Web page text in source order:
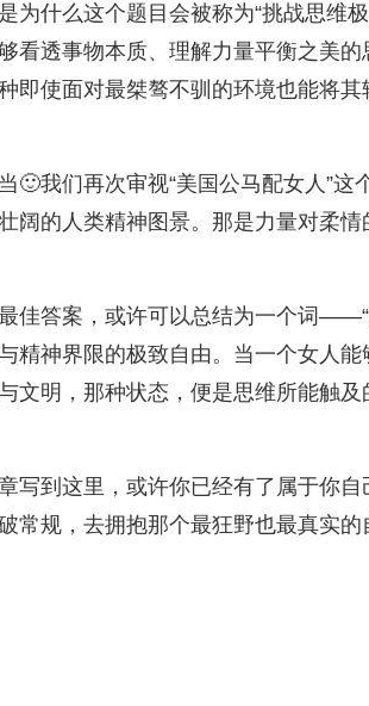
为什么这个题目会被称为“挑战思维
看透事物本质、理解力量平衡之美
即使面对最桀骜不驯的环境也能将其
🙂我们再次审视“美国公马配女人”
阔的人类精神图景。那是力量对柔情
佳答案，或许可以总结为一个词
精神界限的极致自由。当一个女人
文明，那种状态，便是思维所能触及
写到这里，或许你已经有了属于你
常规，去拥抱那个最狂野也最真实